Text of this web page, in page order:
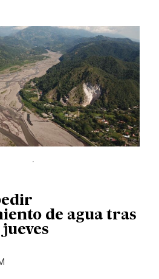
de agua tras